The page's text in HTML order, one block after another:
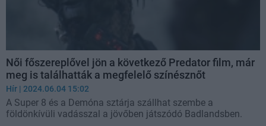
Női főszereplővel jön a következő Predator film, már
meg is találhatták a megfelelő színésznőt
Hír | 2024.06.04 15:02
A Super 8 és a Demóna sztárja szállhat szembe a
földönkívüli vadásszal a jövőben játszódó Badlandsben.